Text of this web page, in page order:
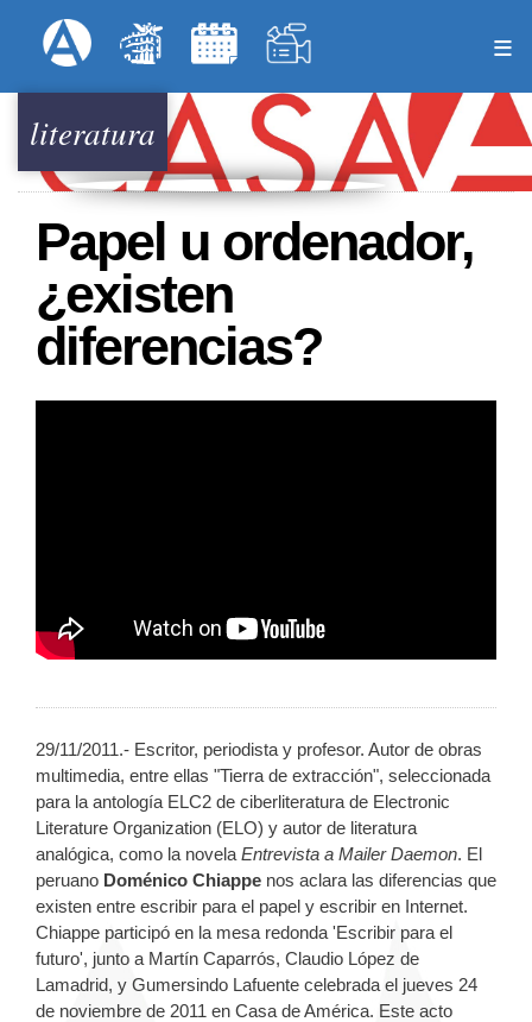
al
principal
Menú Superior
literatura
Papel u ordenador,
¿existen
diferencias?
29/11/2011.- Escritor, periodista y profesor. Autor de obras
multimedia, entre ellas "Tierra de extracción", seleccionada
para la antología ELC2 de ciberliteratura de Electronic
Literature Organization (ELO) y autor de literatura
analógica, como la novela Entrevista a Mailer Daemon. El
peruano Doménico Chiappe nos aclara las diferencias que
existen entre escribir para el papel y escribir en Internet.
Chiappe participó en la mesa redonda 'Escribir para el
futuro', junto a Martín Caparrós, Claudio López de
Lamadrid, y Gumersindo Lafuente celebrada el jueves 24
de noviembre de 2011 en Casa de América. Este acto